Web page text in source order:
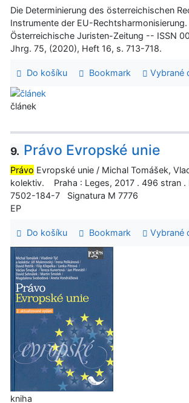
Die Determinierung des österreichischen
Instrumente der EU-
Österreichische Juristen-Zeitung -- ISSN
Jhrg. 75, (2020), Heft 16, s. 713-718.
Do košíku Bookmark Vybrané
článek
9. Právo Evropské unie
Právo Evropské unie / Michal Tomášek,
kolektiv. Praha : Leges, 2017 . 496 stran .
7502-184-7 Signatura M 7776
EP
Do košíku Bookmark Vybrané
kniha